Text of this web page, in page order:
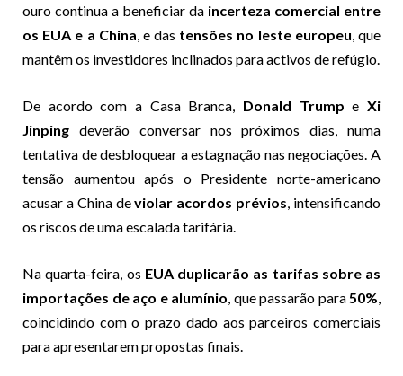
ouro continua a beneficiar da incerteza comercial entre
os EUA e a China, e das tensões no leste europeu, que
mantêm os investidores inclinados para activos de refúgio.
De acordo com a Casa Branca, Donald Trump eXi
Jinping deverão conversar nos próximos dias, numa
tentativa de desbloquear a estagnação nas negociações. A
tensão aumentou após o Presidente norte-americano
acusar a China deviolar acordos prévios, intensificando
os riscos de uma escalada tarifária.
Na quarta-feira, os EUA duplicarão as tarifas sobre as
importações de aço e alumínio, que passarão para50%,
coincidindo com o prazo dado aos parceiros comerciais
para apresentarem propostas finais.